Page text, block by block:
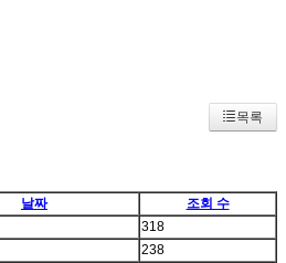
목록
날짜
조회 수
318
238